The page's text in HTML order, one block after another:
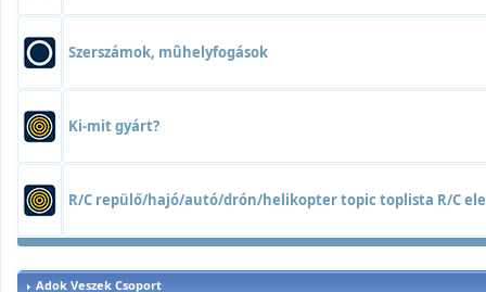
Szerszámok, mûhelyfogások
Ki-mit gyárt?
R/C repülő/hajó/autó/drón/helikopter topic toplista R/C
Adok Veszek Csoport